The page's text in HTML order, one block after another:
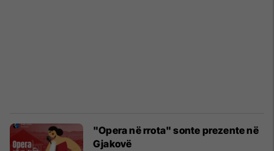
"Opera në rrota" sonte prezente në
Gjakovë